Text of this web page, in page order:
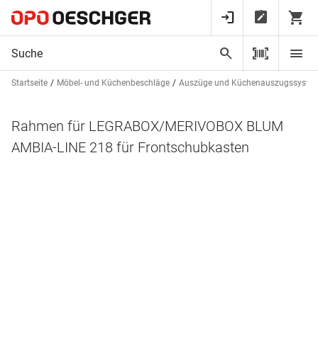
Startseite Möbel- und Küchenbeschläge Auszüge und
Rahmen für LEGRABOX/MERIVOBOX BLUM
AMBIA-LINE 218 für Frontschubkasten